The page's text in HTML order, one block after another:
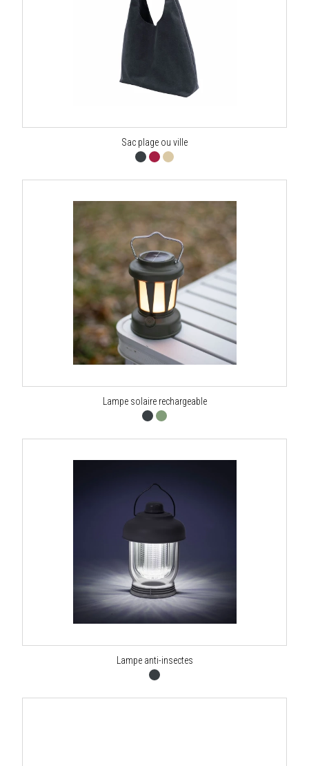
Sac plage ou ville
Lampe solaire rechargeable
Lampe anti-insectes